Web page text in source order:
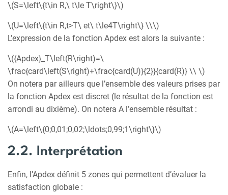
\(S=\left\{t\in R,\ t\le T\right\}\)
\(U=\left\{t\in R,t>T\ et\ t\le4T\right\} \\\)
L’expression de la fonction Apdex est alors la suivante :
\({Apdex}_T\left(R\right)=\
\frac{card\left(S\right)+\frac{card(U)}{2}}{card(R)} \\ \)
On notera par ailleurs que l’ensemble des valeurs prises par
la fonction Apdex est discret (le résultat de la fonction est
arrondi au dixième). On notera A l’ensemble résultat :
\(A=\left\{0;0,01;0,02;\ldots;0,99;1\right\}\)
2.2. Interprétation
Enfin, l’Apdex définit 5 zones qui permettent d’évaluer la
satisfaction globale :